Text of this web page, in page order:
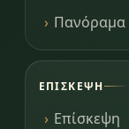
Πανόραμα
ΕΠΊΣΚΕΨΗ
Επίσκεψη